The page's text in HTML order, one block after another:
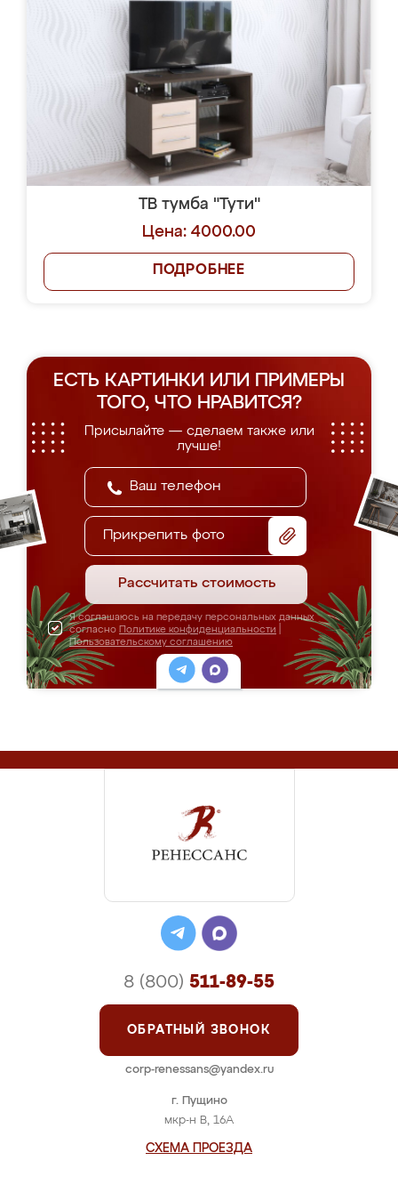
ТВ тумба "Тути"
Цена: 4000.00
ПОДРОБНЕЕ
ЕСТЬ КАРТИНКИ ИЛИ ПРИМЕРЫ
ТОГО, ЧТО НРАВИТСЯ?
Присылайте — сделаем также или
лучше!
Прикрепить фото
Рассчитать стоимость
Я соглашаюсь на передачу персональных данных
согласно Политике конфиденциальности
Пользовательскому соглашению
г. Пущино
мкр-н В, 16А
СХЕМА ПРОЕЗДА
8 (800) 511-89-55
ОБРАТНЫЙ ЗВОНОК
corp-renessans@yandex.ru